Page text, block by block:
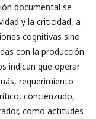
documental se
y la criticidad, a
cognitivas sino
con la producción
indican que operar
requerimiento
concienzudo,
como actitudes